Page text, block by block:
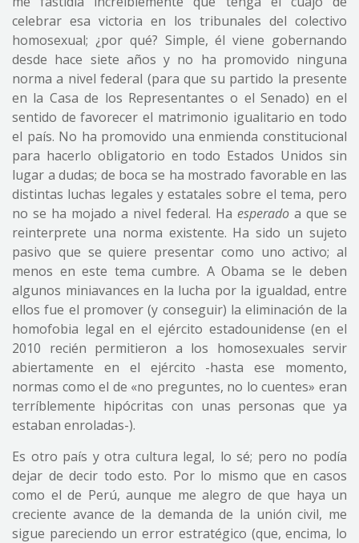
celebrar esa victoria en los tribunales del colectivo
homosexual; ¿por qué? Simple, él viene gobernando
desde hace siete años y no ha promovido ninguna
norma a nivel federal (para que su partido la presente
en la Casa de los Representantes o el Senado) en el
sentido de favorecer el matrimonio igualitario en todo
el país. No ha promovido una enmienda constitucional
para hacerlo obligatorio en todo Estados Unidos sin
lugar a dudas; de boca se ha mostrado favorable en las
distintas luchas legales y estatales sobre el tema, pero
no se ha mojado a nivel federal. Ha esperado a que se
reinterprete una norma existente. Ha sido un sujeto
pasivo que se quiere presentar como uno activo; al
menos en este tema cumbre. A Obama se le deben
algunos miniavances en la lucha por la igualdad, entre
ellos fue el promover (y conseguir) la eliminación de la
homofobia legal en el ejército estadounidense (en el
2010 recién permitieron a los homosexuales servir
abiertamente en el ejército -hasta ese momento,
normas como el de «no preguntes, no lo cuentes» eran
terríblemente hipócritas con unas personas que ya
estaban enroladas-).
Es otro país y otra cultura legal, lo sé; pero no podía
dejar de decir todo esto. Por lo mismo que en casos
como el de Perú, aunque me alegro de que haya un
creciente avance de la demanda de la unión civil, me
sigue pareciendo un error estratégico (que, encima, lo